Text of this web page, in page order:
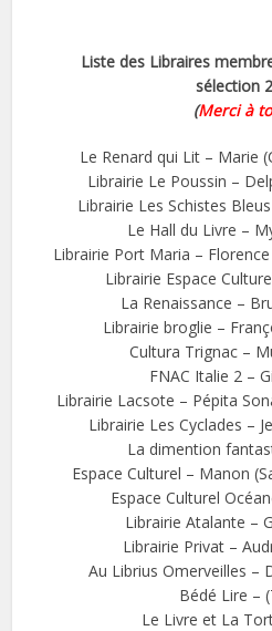
Liste des Libraires
sélection
(Merci à
Le Renard qui Lit – Marie
Librairie Le Poussin –
Librairie Les Schistes
Le Hall du Livre –
Librairie Port Maria –
Librairie Espace
La Renaissance –
Librairie broglie –
Cultura Trignac –
FNAC Italie 2 –
Librairie Lacsote – Pépita
Librairie Les Cyclades –
La dimention
Espace Culturel – Manon
Espace Culturel
Librairie Atalante –
Librairie Privat –
Au Librius Omerveilles –
Bédé Lire –
Le Livre et La